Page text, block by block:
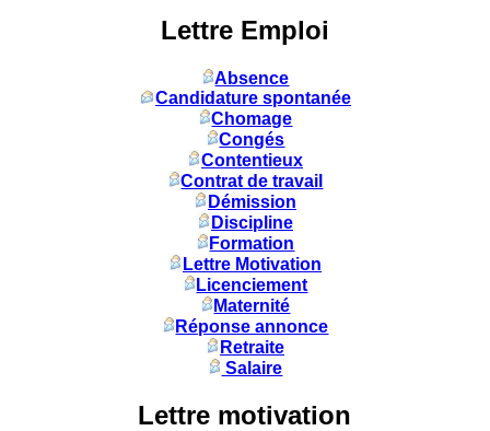
Lettre Emploi
Absence
Candidature spontanée
Chomage
Congés
Contentieux
Contrat de travail
Démission
Discipline
Formation
Lettre Motivation
Licenciement
Maternité
Réponse annonce
Retraite
Salaire
Lettre motivation